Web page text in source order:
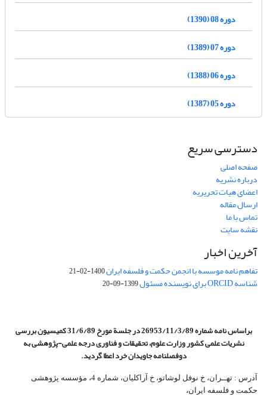
دوره 08 (1390)
دوره 07 (1389)
دوره 06 (1388)
دوره 05 (1387)
دسترسی سریع
صفحه اصلی
درباره نشریه
اعضای هیات تحریریه
ارسال مقاله
تماس با ما
نقشه سایت
آخرین اخبار
تفاهم نامه موسسه با انجمن حکمت و فلسفه ایران1400-02-21
شناسه ORCID برای نویسنده مسئول 1399-09-20
براساس نامه شماره 26953/11/3/89 در جلسة مورخ 31/6/89 کمیسیون
بررسی
نشریات علمی کشور وزارت علوم، تحقیقات و فناوری درجه علمی‌-پژوهشیبه
دوفصلنامه جاویدان خرد اعطا گردید.
آدرس : تهــران، خ نوفل لوشاتو، خ آراکلیان، شماره 4،‌ مؤسسه پژوهشی
حکمت و فلسفه ایران،‌